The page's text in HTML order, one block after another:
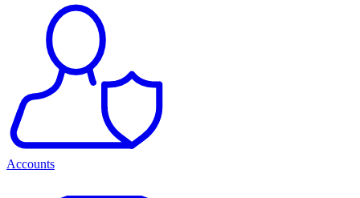
Accounts